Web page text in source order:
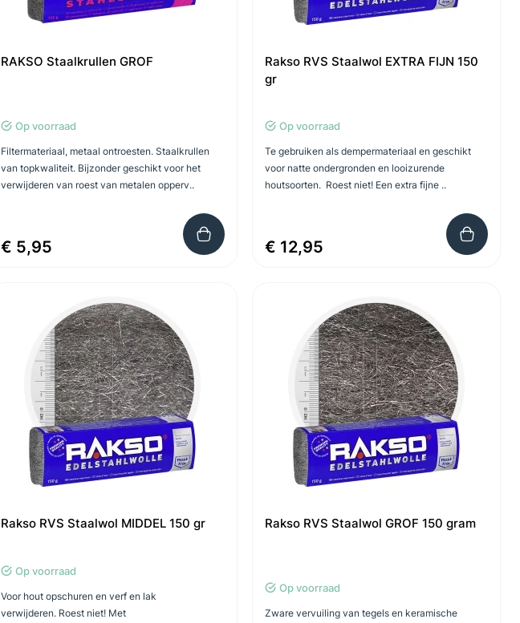
RAKSO Staalkrullen GROF
Op voorraad
Filtermateriaal, metaal ontroesten. Staalkrullen
van topkwaliteit. Bijzonder geschikt voor het
verwijderen van roest van metalen opperv..
€ 5,95
Rakso RVS Staalwol EXTRA FIJN 150
gr
Op voorraad
Te gebruiken als dempermateriaal en geschikt
voor natte ondergronden en looizurende
houtsoorten. Roest niet! Een extra fijne ..
€ 12,95
Rakso RVS Staalwol MIDDEL 150 gr
Op voorraad
Voor hout opschuren en verf en lak
verwijderen. Roest niet! Met
Rakso RVS Staalwol GROF 150 gram
Op voorraad
Zware vervuiling van tegels en keramische